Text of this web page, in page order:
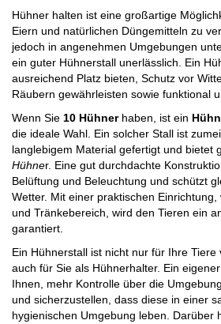
Hühner halten ist eine großartige
Eiern und natürlichen Düngemitteln zu
jedoch in angenehmen Umgebungen
ein guter Hühnerstall unerlässlich. Ein
ausreichend Platz bieten, Schutz vor
Räubern gewährleisten sowie funktional
Wenn Sie 10 Hühnerhaben, ist ein
die ideale Wahl. Ein solcher Stall ist
langlebigem Material gefertigt und bietet
Hühner. Eine gut durchdachte
Belüftung und Beleuchtung und schützt
Wetter. Mit einer praktischen
und Tränkebereich, wird den Tieren ein
garantiert.
Ein Hühnerstall ist nicht nur für Ihre Tiere
auch für Sie als Hühnerhalter. Ein
Ihnen, mehr Kontrolle über die
und sicherzustellen, dass diese in einer
hygienischen Umgebung leben. Darüber